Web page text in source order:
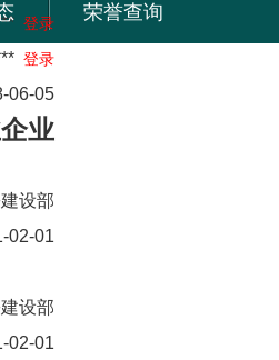
登录
登录
06-05
业
设部
02-01
设部
02-01
荣誉查询